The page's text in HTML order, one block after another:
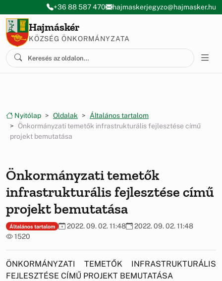
Ugrás a menüre
Ugrás a tartalomra
+36 88 587 470 hajmaskerjegyzo@hajmasker.hu
Hajmáskér
KÖZSÉG ÖNKORMÁNYZATA
Nyitólap Oldalak
Általános tartalom
Önkormányzati temetők infrastrukturális fejlesztése című
projekt bemutatása
Önkormányzati temetők
infrastrukturális fejlesztése című
projekt bemutatása
Általános tartalom 2022. 09. 02. 11:48
2022. 09. 02. 11:48
1520
ÖNKORMÁNYZATI TEMETŐK INFRASTRUKTURÁLIS
FEJLESZTÉSE CÍMŰ PROJEKT BEMUTATÁSA